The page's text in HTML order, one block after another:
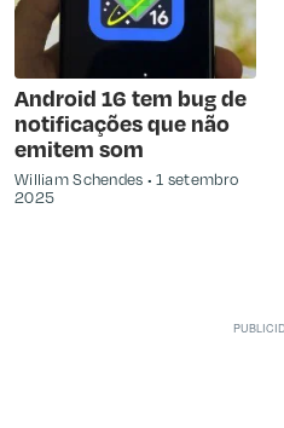
Android 16 tem bug de
notificações que não
emitem som
William Schendes
1 setembro
2025